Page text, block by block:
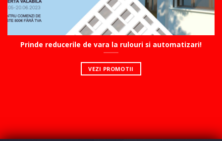
Prinde reducerile de vara la rulouri si automatizari!
VEZI PROMOTII